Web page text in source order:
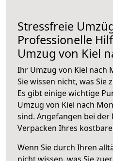
Stressfreie
Professionelle
Umzug von Kiel
Ihr Umzug von Kiel nach
Sie wissen nicht, was Sie
Es gibt einige wichtige
Umzug von Kiel nach
sind. Angefangen bei der
Verpacken Ihres
Wenn Sie durch Ihren